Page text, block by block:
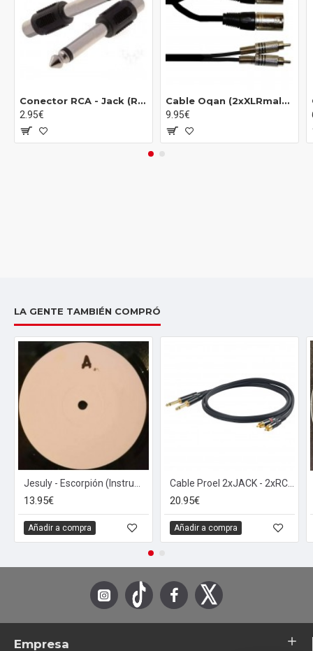
Conector RCA - Jack (RCA Hembra - 1/4 Macho) (2 unidades)
2.95€
Cable Oqan (2xXLRmale - 2xRCA) 3m
9.95€
LA GENTE TAMBIÉN COMPRÓ
13.95€
Añadir a compra
20.95€
Añadir a compra
Empresa